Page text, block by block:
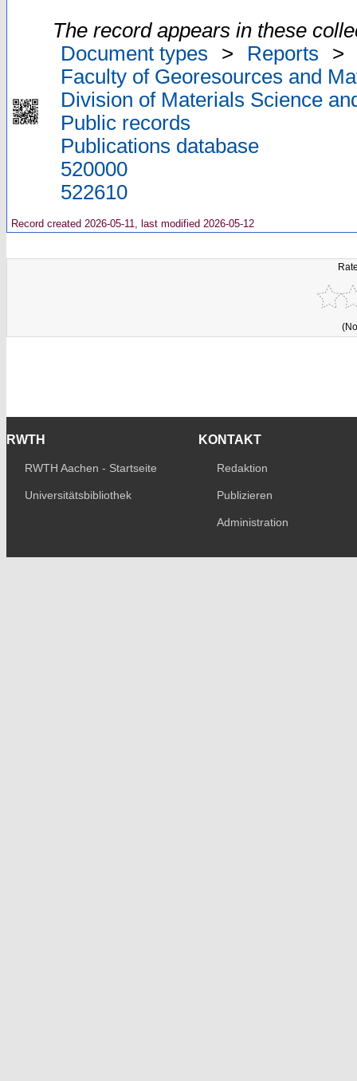
The record appears in these
Document types
> Reports
>
Faculty of Georesources and
Division of Materials Science
Public records
Publications database
520000
522610
Record created 2026-05-11, last modified 2026-05-12
RWTH
RWTH Aachen - Startseite
Universitätsbibliothek
KONTAKT
Redaktion
Publizieren
Administration